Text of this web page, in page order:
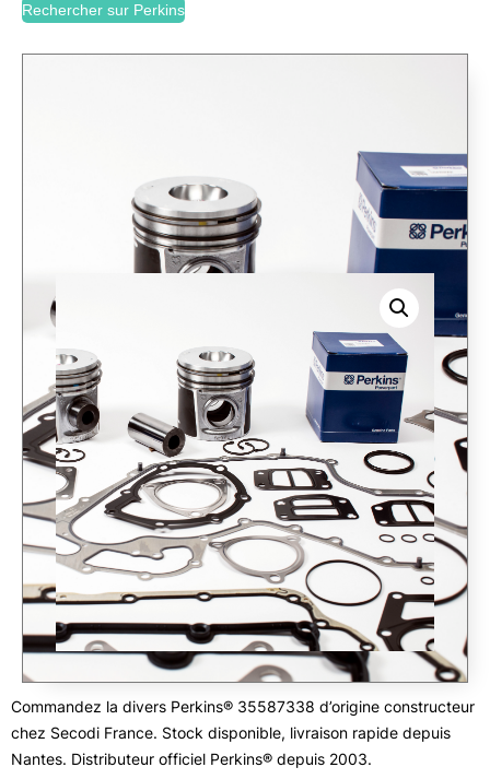
Rechercher sur Perkins
Commandez la divers Perkins® 35587338 d’origine constructeur
chez Secodi France. Stock disponible, livraison rapide depuis
Nantes. Distributeur officiel Perkins® depuis 2003.